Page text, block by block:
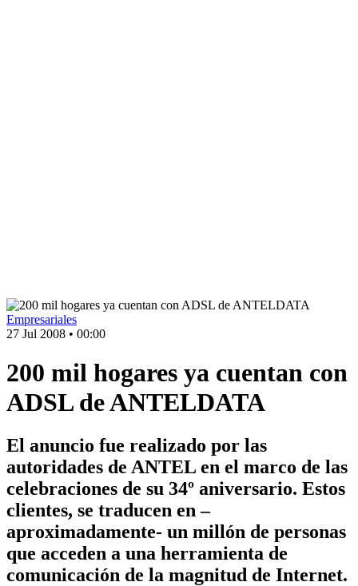
Empresariales
27 Jul 2008 • 00:00
200 mil hogares ya cuentan con
ADSL de ANTELDATA
El anuncio fue realizado por las
autoridades de ANTEL en el marco de las
celebraciones de su 34º aniversario. Estos
clientes, se traducen en –
aproximadamente- un millón de personas
que acceden a una herramienta de
comunicación de la magnitud de Internet.